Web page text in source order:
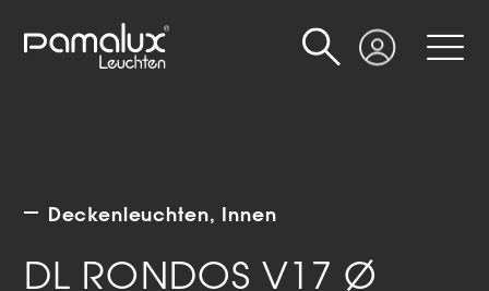
Login
Suche
Deckenleuchten Innen
DL RONDOS V17 Ø